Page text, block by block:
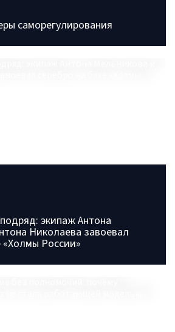
саморегулирования
экипаж Антона
Николаева завоевал
«Холмы России»